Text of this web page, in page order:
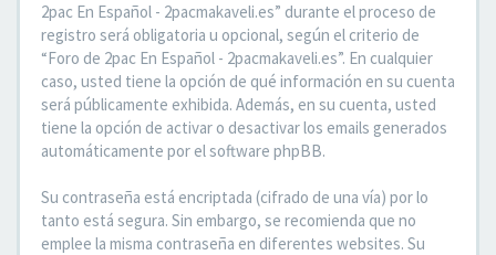
2pac En Español - 2pacmakaveli.es” durante el proceso de
registro será obligatoria u opcional, según el criterio de
“Foro de 2pac En Español - 2pacmakaveli.es”. En cualquier
caso, usted tiene la opción de qué información en su cuenta
será públicamente exhibida. Además, en su cuenta, usted
tiene la opción de activar o desactivar los emails generados
automáticamente por el software phpBB.
Su contraseña está encriptada (cifrado de una vía) por lo
tanto está segura. Sin embargo, se recomienda que no
emplee la misma contraseña en diferentes websites. Su